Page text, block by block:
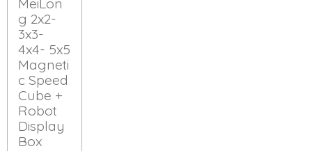
g 2x2-
3x3-
4x4- 5x5
Magneti
c Speed
Cube +
Robot
Display
Box